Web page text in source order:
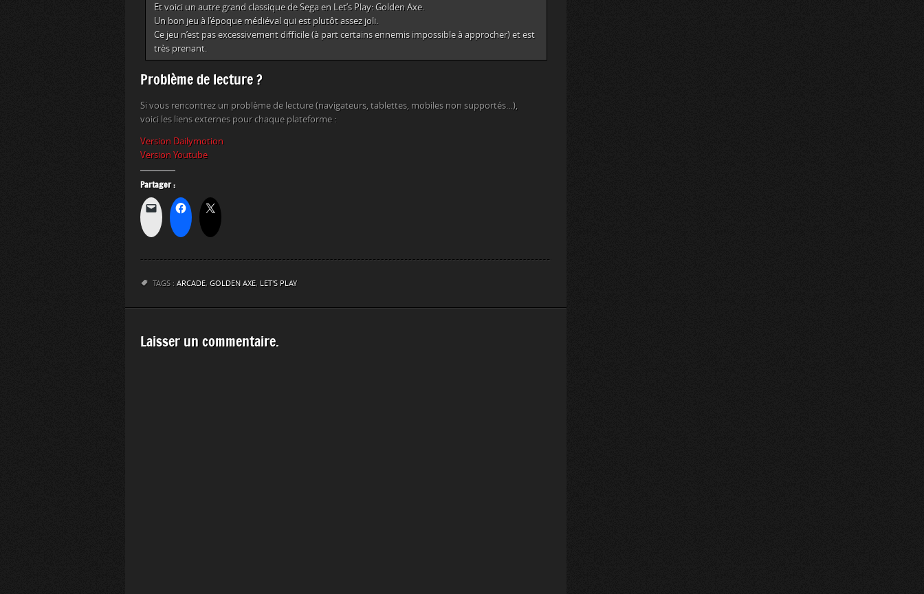
Et voici un autre grand classique de Sega en Let’s Play: Golden Axe.
Un bon jeu à l’époque médiéval qui est plutôt assez joli.
Ce jeu n’est pas excessivement difficile (à part certains ennemis impossible à approcher) et est
très prenant.
Problème de lecture ?
Si vous rencontrez un problème de lecture (navigateurs, tablettes, mobiles non supportés…),
voici les liens externes pour chaque plateforme :
Version Dailymotion
Version Youtube
Partager :
TAGS : ARCADE, GOLDEN AXE, LET'S PLAY
Laisser un commentaire.